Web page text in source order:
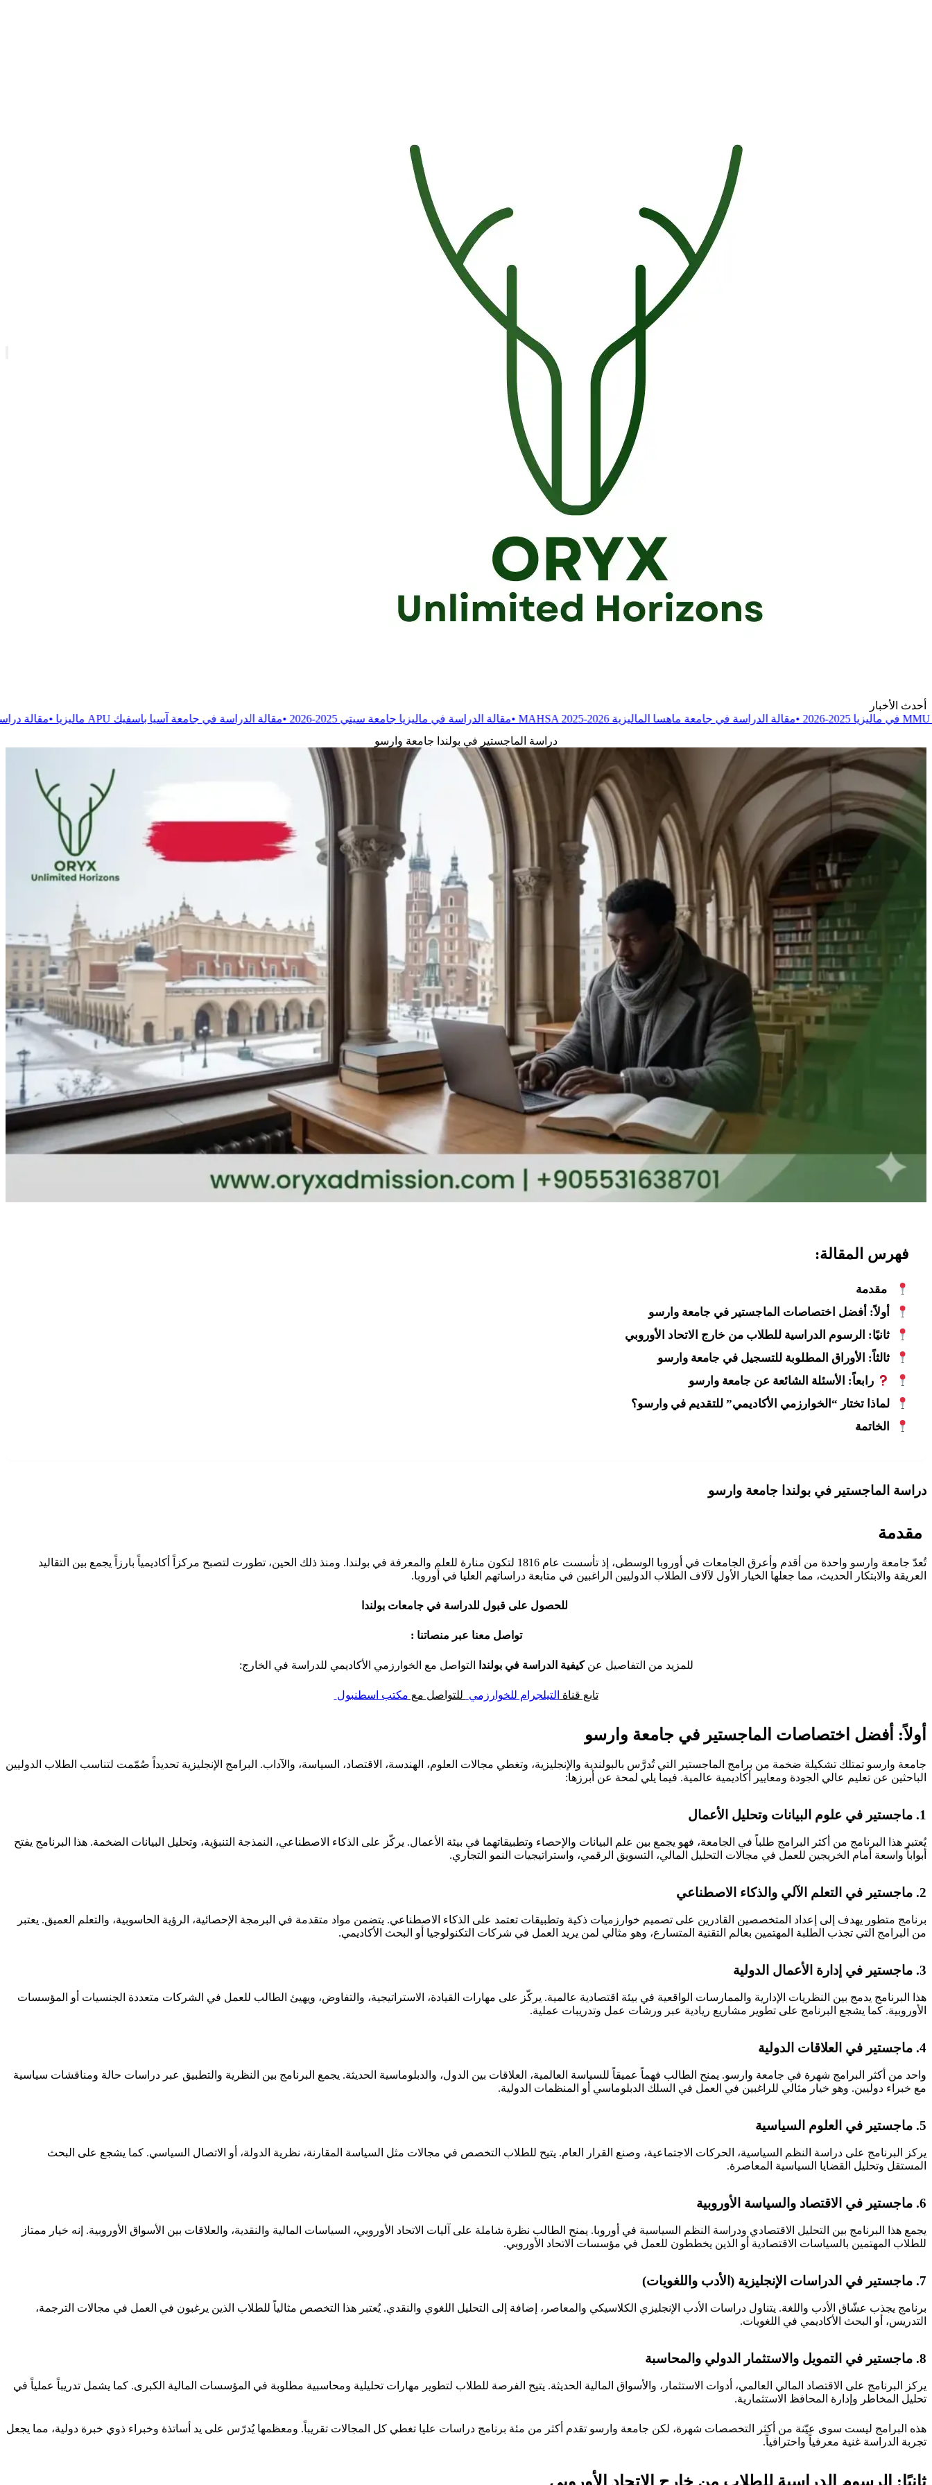
أحدث الأخبار
•مقالة الدراسة في جامعة ماهسا الماليزية MAHSA 2025-2026 • مقالة الدراسة في ماليزيا جامعة سيتي 2025-2026 •مقالة الدراسة في جامعة آسيا باسفيك APU ماليزيا • مقالة دراسة العلاج الحركي في
دراسة الماجستير في بولندا جامعة وارسو
فهرس المقالة:
️ مقدمة
أولاً: أفضل اختصاصات الماجستير في جامعة وارسو
ثانيًا: الرسوم الدراسية للطلاب من خارج الاتحاد الأوروبي
ثالثاً: الأوراق المطلوبة للتسجيل في جامعة وارسو
رابعاً: الأسئلة الشائعة عن جامعة وارسو
لماذا تختار “الخوارزمي الأكاديمي” للتقديم في وارسو؟
الخاتمة
دراسة الماجستير في بولندا جامعة وارسو
️ مقدمة
تُعدّ جامعة وارسو واحدة من أقدم وأعرق الجامعات في أوروبا الوسطى، إذ تأسست عام 1816 لتكون منارة للعلم والمعرفة في بولندا. ومنذ ذلك الحين، تطورت لتصبح مركزاً أكاديمياً بارزاً يجمع بين التقاليد
العريقة والابتكار الحديث، مما جعلها الخيار الأول لآلاف الطلاب الدوليين الراغبين في متابعة دراساتهم العليا في أوروبا.
للحصول على قبول للدراسة في جامعات بولندا
تواصل معنا عبر منصاتنا :
للمزيد من التفاصيل عنكيفية الدراسة في بولندا التواصل مع الخوارزمي الأكاديمي للدراسة في الخارج:
تابع قناة التيلجرام للخوارزمي للتواصل مع مكتب اسطنبول
أولاً: أفضل اختصاصات الماجستير في جامعة وارسو
جامعة وارسو تمتلك تشكيلة ضخمة من برامج الماجستير التي تُدرَّس بالبولندية والإنجليزية، وتغطي مجالات العلوم، الهندسة، الاقتصاد، السياسة، والآداب. البرامج الإنجليزية تحديداً صُمّمت لتناسب الطلاب الدوليين
الباحثين عن تعليم عالي الجودة ومعايير أكاديمية عالمية. فيما يلي لمحة عن أبرزها:
1. ماجستير في علوم البيانات وتحليل الأعمال
يُعتبر هذا البرنامج من أكثر البرامج طلباً في الجامعة، فهو يجمع بين علم البيانات والإحصاء وتطبيقاتهما في بيئة الأعمال. يركّز على الذكاء الاصطناعي، النمذجة التنبؤية، وتحليل البيانات الضخمة. هذا البرنامج يفتح
أبواباً واسعة أمام الخريجين للعمل في مجالات التحليل المالي، التسويق الرقمي، واستراتيجيات النمو التجاري.
2. ماجستير في التعلم الآلي والذكاء الاصطناعي
برنامج متطور يهدف إلى إعداد المتخصصين القادرين على تصميم خوارزميات ذكية وتطبيقات تعتمد على الذكاء الاصطناعي. يتضمن مواد متقدمة في البرمجة الإحصائية، الرؤية الحاسوبية، والتعلم العميق. يعتبر
من البرامج التي تجذب الطلبة المهتمين بعالم التقنية المتسارع، وهو مثالي لمن يريد العمل في شركات التكنولوجيا أو البحث الأكاديمي.
3. ماجستير في إدارة الأعمال الدولية
هذا البرنامج يدمج بين النظريات الإدارية والممارسات الواقعية في بيئة اقتصادية عالمية. يركّز على مهارات القيادة، الاستراتيجية، والتفاوض، ويهيئ الطالب للعمل في الشركات متعددة الجنسيات أو المؤسسات
الأوروبية. كما يشجع البرنامج على تطوير مشاريع ريادية عبر ورشات عمل وتدريبات عملية.
4. ماجستير في العلاقات الدولية
واحد من أكثر البرامج شهرة في جامعة وارسو. يمنح الطالب فهماً عميقاً للسياسة العالمية، العلاقات بين الدول، والدبلوماسية الحديثة. يجمع البرنامج بين النظرية والتطبيق عبر دراسات حالة ومناقشات سياسية
مع خبراء دوليين. وهو خيار مثالي للراغبين في العمل في السلك الدبلوماسي أو المنظمات الدولية.
5. ماجستير في العلوم السياسية
يركز البرنامج على دراسة النظم السياسية، الحركات الاجتماعية، وصنع القرار العام. يتيح للطلاب التخصص في مجالات مثل السياسة المقارنة، نظرية الدولة، أو الاتصال السياسي. كما يشجع على البحث
المستقل وتحليل القضايا السياسية المعاصرة.
6. ماجستير في الاقتصاد والسياسة الأوروبية
يجمع هذا البرنامج بين التحليل الاقتصادي ودراسة النظم السياسية في أوروبا. يمنح الطالب نظرة شاملة على آليات الاتحاد الأوروبي، السياسات المالية والنقدية، والعلاقات بين الأسواق الأوروبية. إنه خيار ممتاز
للطلاب المهتمين بالسياسات الاقتصادية أو الذين يخططون للعمل في مؤسسات الاتحاد الأوروبي.
7. ماجستير في الدراسات الإنجليزية (الأدب واللغويات)
برنامج يجذب عشّاق الأدب واللغة. يتناول دراسات الأدب الإنجليزي الكلاسيكي والمعاصر، إضافة إلى التحليل اللغوي والنقدي. يُعتبر هذا التخصص مثالياً للطلاب الذين يرغبون في العمل في مجالات الترجمة،
التدريس، أو البحث الأكاديمي في اللغويات.
8. ماجستير في التمويل والاستثمار الدولي والمحاسبة
يركز البرنامج على الاقتصاد المالي العالمي، أدوات الاستثمار، والأسواق المالية الحديثة. يتيح الفرصة للطلاب لتطوير مهارات تحليلية ومحاسبية مطلوبة في المؤسسات المالية الكبرى. كما يشمل تدريباً عملياً في
تحليل المخاطر وإدارة المحافظ الاستثمارية.
هذه البرامج ليست سوى عيّنة من أكثر التخصصات شهرة، لكن جامعة وارسو تقدم أكثر من مئة برنامج دراسات عليا تغطي كل المجالات تقريباً. ومعظمها يُدرّس على يد أساتذة وخبراء ذوي خبرة دولية، مما يجعل
تجربة الدراسة غنية معرفياً واحترافياً.